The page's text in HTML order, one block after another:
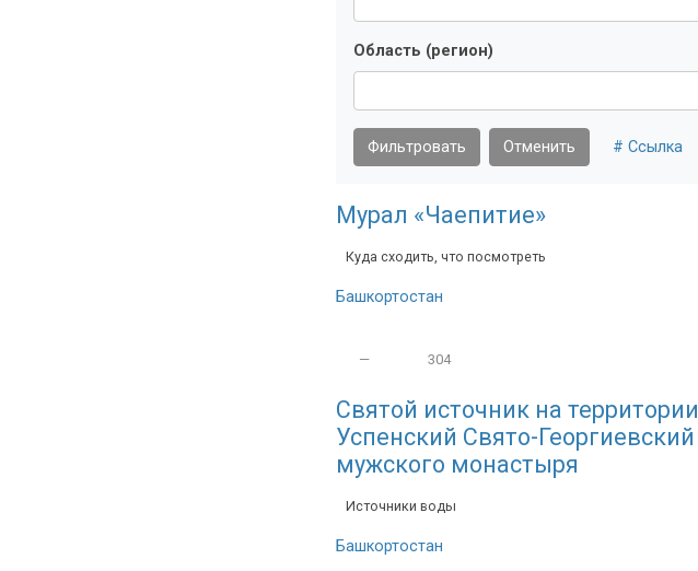
Область (регион)
Фильтровать Отменить # Ссылка
Мурал «Чаепитие»
Куда сходить, что посмотреть
Башкортостан
— 304
Святой источник на территории
Успенский Свято-Георгиевский
мужского монастыря
Источники воды
Башкортостан